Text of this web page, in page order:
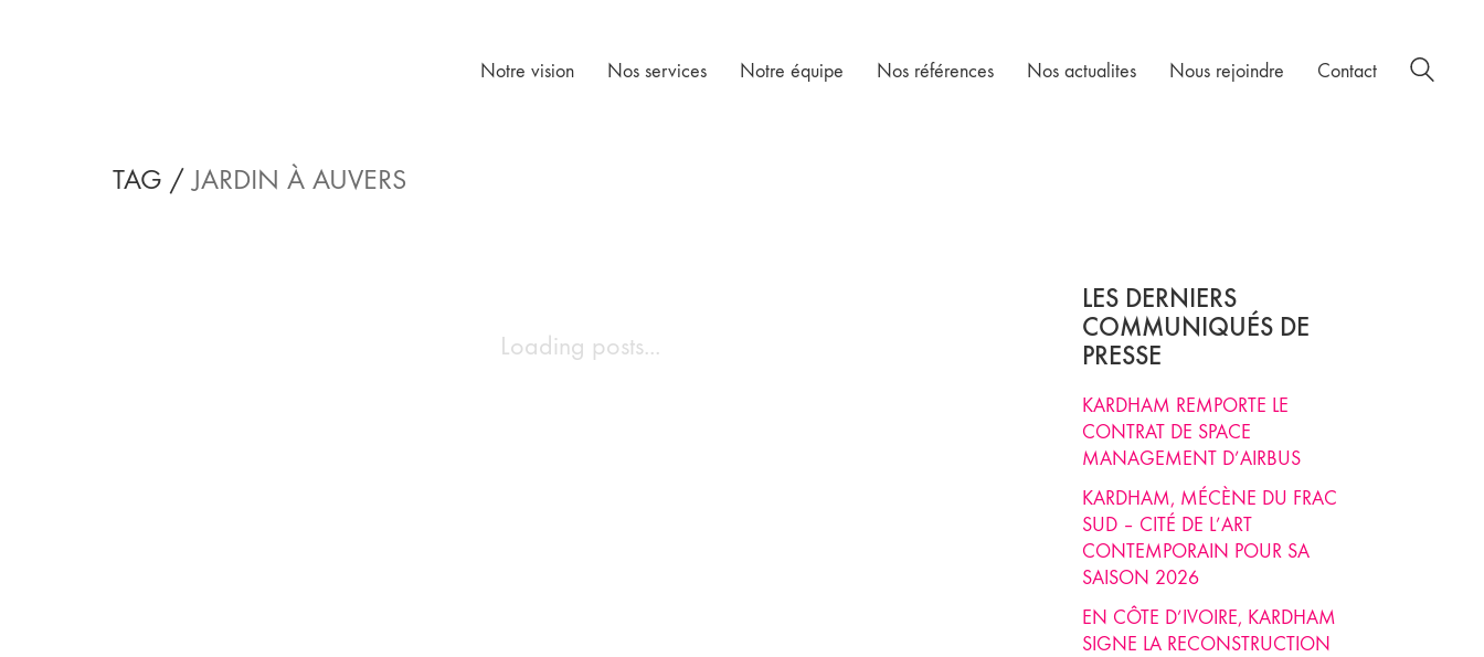
Notre vision Nos services Notre équipe Nos références Nos actualites Nous rejoindre Contact
TAG /JARDIN À AUVERS
Loading posts...
LES DERNIERS
COMMUNIQUÉS DE
PRESSE
KARDHAM REMPORTE LE
CONTRAT DE SPACE
MANAGEMENT D’AIRBUS
KARDHAM, MÉCÈNE DU FRAC
SUD – CITÉ DE L’ART
CONTEMPORAIN POUR SA
SAISON 2026
EN CÔTE D’IVOIRE, KARDHAM
SIGNE LA RECONSTRUCTION